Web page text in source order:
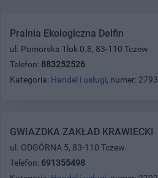
Pralnia Ekologiczna Delfin
ul. Pomorska 1lok 0.8, 83-110 Tczew
Telefon: 883252526
Kategoria: Handel i usługi, numer: 2793
GWIAZDKA ZAKŁAD KRAWIECKI
ul. ODGÓRNA 5, 83-110 Tczew
Telefon: 691355498